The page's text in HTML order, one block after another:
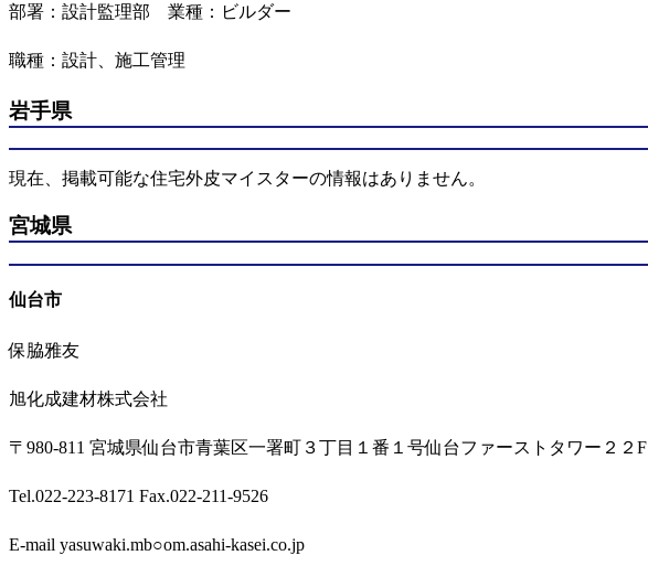
部署：設計監理部 業種：ビルダー
職種：設計、施工管理
岩手県
現在、掲載可能な住宅外皮マイスターの情報はありません。
宮城県
仙台市
保脇雅友
旭化成建材株式会社
〒980-811 宮城県仙台市青葉区一署町３丁目１番１号仙台ファーストタワー２２F
Tel.022-223-8171 Fax.022-211-9526
E-mail yasuwaki.mb○om.asahi-kasei.co.jp